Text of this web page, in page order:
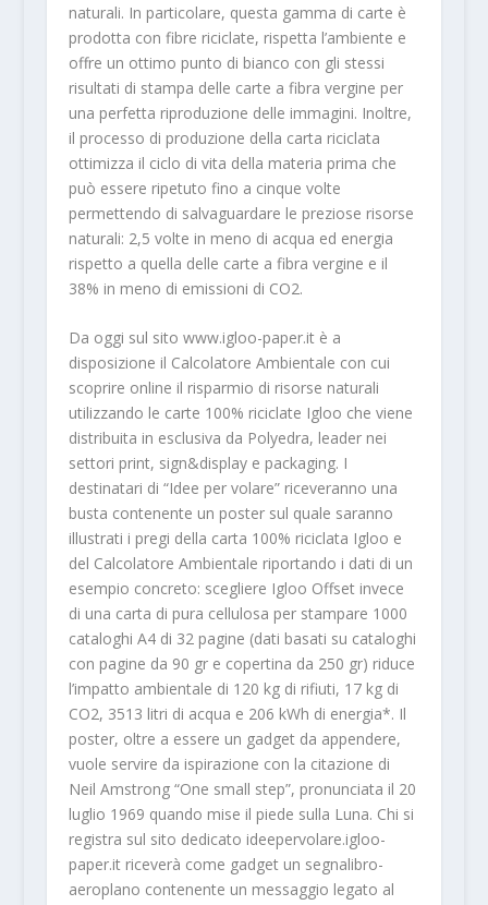
naturali. In particolare, questa gamma di carte è
prodotta con fibre riciclate, rispetta l’ambiente e
offre un ottimo punto di bianco con gli stessi
risultati di stampa delle carte a fibra vergine per
una perfetta riproduzione delle immagini. Inoltre,
il processo di produzione della carta riciclata
ottimizza il ciclo di vita della materia prima che
può essere ripetuto fino a cinque volte
permettendo di salvaguardare le preziose risorse
naturali: 2,5 volte in meno di acqua ed energia
rispetto a quella delle carte a fibra vergine e il
38% in meno di emissioni di CO2.
Da oggi sul sito www.igloo-paper.it è a
disposizione il Calcolatore Ambientale con cui
scoprire online il risparmio di risorse naturali
utilizzando le carte 100% riciclate Igloo che viene
distribuita in esclusiva da Polyedra, leader nei
settori print, sign&display e packaging. I
destinatari di “Idee per volare” riceveranno una
busta contenente un poster sul quale saranno
illustrati i pregi della carta 100% riciclata Igloo e
del Calcolatore Ambientale riportando i dati di un
esempio concreto: scegliere Igloo Offset invece
di una carta di pura cellulosa per stampare 1000
cataloghi A4 di 32 pagine (dati basati su cataloghi
con pagine da 90 gr e copertina da 250 gr) riduce
l’impatto ambientale di 120 kg di rifiuti, 17 kg di
CO2, 3513 litri di acqua e 206 kWh di energia*. Il
poster, oltre a essere un gadget da appendere,
vuole servire da ispirazione con la citazione di
Neil Amstrong “One small step”, pronunciata il 20
luglio 1969 quando mise il piede sulla Luna. Chi si
registra sul sito dedicato ideepervolare.igloo-
paper.it riceverà come gadget un segnalibro-
aeroplano contenente un messaggio legato al